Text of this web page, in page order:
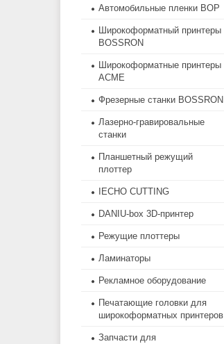
Автомобильные пленки BOP
Широкоформатный принтеры
BOSSRON
Широкоформатные принтеры
ACME
Фрезерные станки BOSSRON
Лазерно-гравировальные
станки
Планшетный режущий
плоттер
IECHO CUTTING
DANIU-box 3D-принтер
Режущие плоттеры
Ламинаторы
Рекламное оборудование
Печатающие головки для
широкоформатных принтеров
Запчасти для